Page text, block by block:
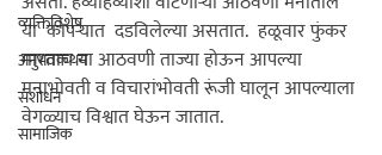
व्यक्तिविशेष
अनुभवकथन
संशोधन
सामाजिक
या  कोपर्‍यात  दडविलेल्या असतात.  हळूवार फुंकर
मारताच या आठवणी ताज्या होऊन आपल्या
मनाभोवती व विचारांभोवती रूंजी घालून आपल्याला
वेगळ्याच विश्वात घेऊन जातात.